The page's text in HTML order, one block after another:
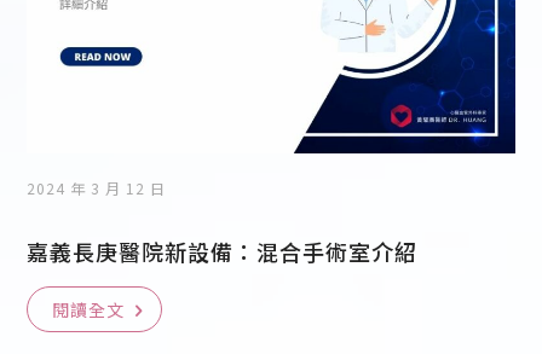
2024 年 3 月 12 日
嘉義長庚醫院新設備：混合手術室介紹
閱讀全文